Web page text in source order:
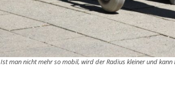
Ist man nicht mehr so mobil, wird der Radius kleiner und